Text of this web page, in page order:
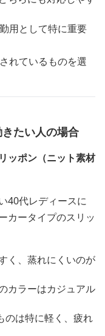
用として特に重要
れているものを選
たい人の場合
ッポン（ニット素材
40代レディースに
カータイプのスリッ
く、蒸れにくいのが
カラーはカジュアル
のは特に軽く、疲れ